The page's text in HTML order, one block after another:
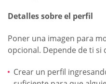
Detalles sobre el perfil
Poner una imagen para
opcional. Depende de ti
Crear un perfil